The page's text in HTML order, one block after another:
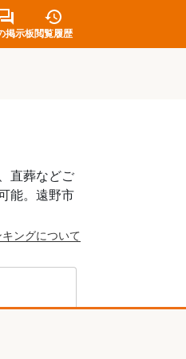
掲示板閲覧履歴
直葬などご
能。遠野市
キングについて